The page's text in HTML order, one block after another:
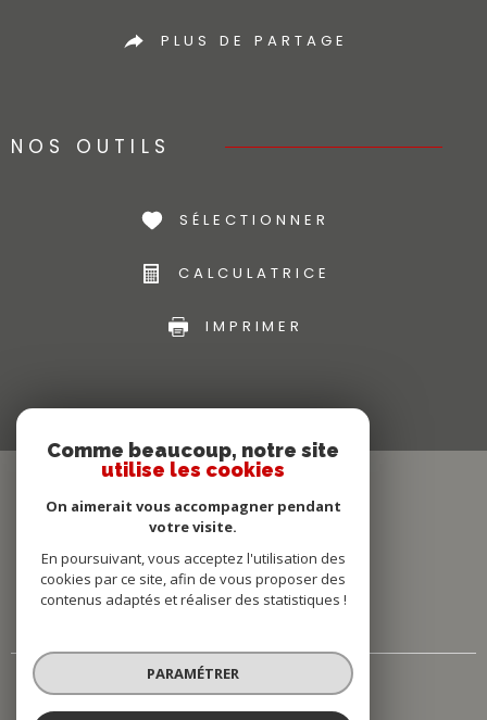
PLUS DE PARTAGE
NOS OUTILS
SÉLECTIONNER
CALCULATRICE
IMPRIMER
Comme beaucoup, notre site
utilise les cookies
On aimerait vous accompagner pendant
votre visite.
En poursuivant, vous acceptez l'utilisation des
cookies par ce site, afin de vous proposer des
contenus adaptés et réaliser des statistiques !
PARAMÉTRER